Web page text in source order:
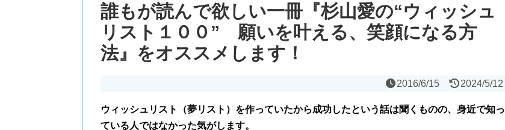
誰もが読んで欲しい一冊『杉山愛の“ウィッシュ
リスト１００” 願いを叶える、笑顔になる方
法』をオススメします！
2016/6/15 2024/5/12
ウィッシュリスト（夢リスト）を作っていたから成功したという話は聞くものの、身近で知っ
ている人ではなかった気がします。